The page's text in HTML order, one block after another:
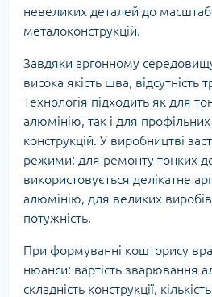
невеликих деталей до
металоконструкцій.
Завдяки аргонному
висока якість шва, відсутність
Технологія підходить як для
алюмінію, так і для
конструкцій. У виробництві
режими: для ремонту тонких
використовується делікатне
алюмінію, для великих
потужність.
При формуванні кошторису
нюанси: вартість зварювання
складність конструкції,